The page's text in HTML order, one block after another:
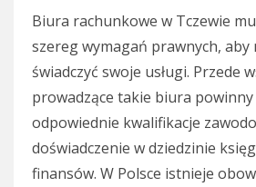
Biura rachunkowe w Tczewie
szereg wymagań prawnych, aby
świadczyć swoje usługi. Przede
prowadzące takie biura
odpowiednie kwalifikacje
doświadczenie w dziedzinie
finansów. W Polsce istnieje